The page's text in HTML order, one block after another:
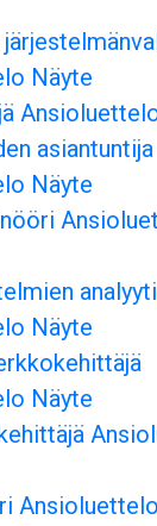
Näyte
asiantuntija
Näyte
Näyte
Näyte